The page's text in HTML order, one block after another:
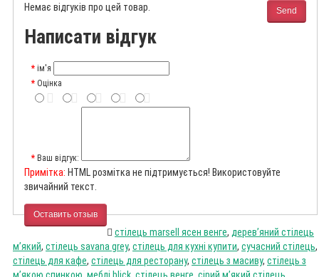
Send
Немає відгуків про цей товар.
Написати відгук
ім'я
Оцінка
Ваш відгук:
Примітка: HTML розмітка не підтримується! Використовуйте
звичайний текст.
Оставить отзыв
стілець marsell ясен венге, дерев’яний стілець
м’який, стілець savana grey, стілець для кухні купити, сучасний стілець,
стілець для кафе, стілець для ресторану, стілець з масиву, стілець з
м’якою спинкою меблі blick стілець венге сірий м’який стілець